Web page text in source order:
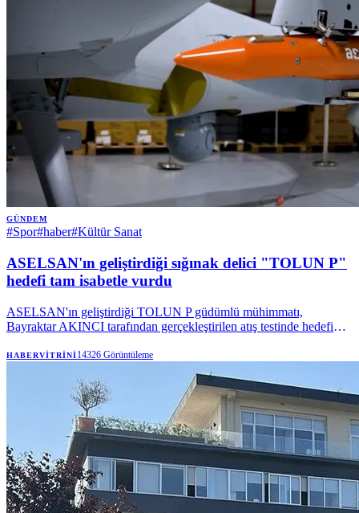
GÜNDEM
#Spor#haber#Kültür Sanat
ASELSAN'ın geliştirdiği sığınak delici "TOLUN P"
hedefi tam isabetle vurdu
ASELSAN'ın geliştirdiği TOLUN P güdümlü mühimmatı,
Bayraktar AKINCI tarafından gerçekleştirilen atış testinde hedefi
HABERVITRINI14326 Görüntüleme